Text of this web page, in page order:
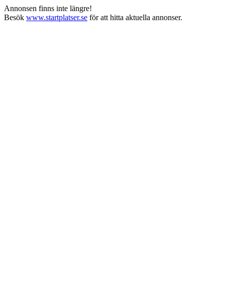
Annonsen finns inte längre!
Besök www.startplatser.se för att hitta aktuella annonser.